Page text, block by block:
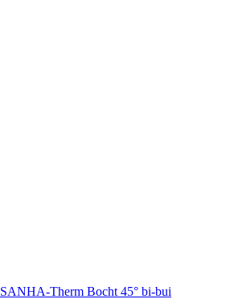
SANHA-Therm Bocht 45° bi-bui